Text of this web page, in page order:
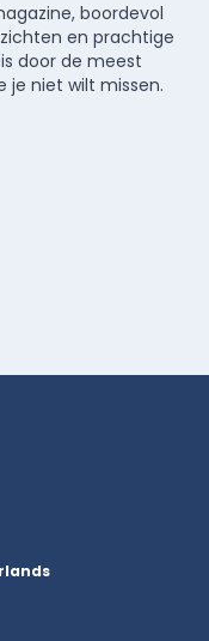
boordevol
en prachtige
door de meest
je niet wilt missen.